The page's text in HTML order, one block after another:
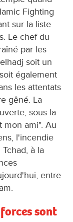
Fighting
sur la liste
Le chef du
par les
soit un
également
les attentats
gêné. La
sous la
mon ami". Au
l'incendie
à la
entre
sont